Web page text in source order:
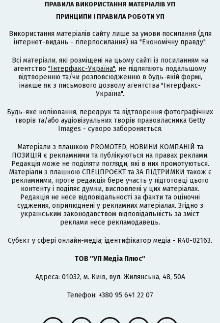
ПРАВИЛА ВИКОРИСТАННЯ МАТЕРІАЛІВ УП
ПРИНЦИПИ І ПРАВИЛА РОБОТИ УП
Використання матеріалів сайту лише за умови посилання (для
інтернет-видань - гіперпосилання) на "Економічну правду".
Всі матеріали, які розміщені на цьому сайті із посиланням на
агентство "Інтерфакс-Україна", не підлягають подальшому
відтворенню та/чи розповсюдженню в будь-якій формі,
інакше як з письмового дозволу агентства "Інтерфакс-
Україна".
Будь-яке копіювання, передрук та відтворення фотографічних
творів та/або аудіовізуальних творів правовласника Getty
Images - суворо забороняється.
Матеріали з плашкою PROMOTED, НОВИНИ КОМПАНІЙ та
ПОЗИЦІЯ є рекламними та публікуються на правах реклами.
Редакція може не поділяти погляди, які в них промотуються.
Матеріали з плашкою СПЕЦПРОЄКТ та ЗА ПІДТРИМКИ також є
рекламними, проте редакція бере участь у підготовці цього
контенту і поділяє думки, висловлені у цих матеріалах.
Редакція не несе відповідальності за факти та оціночні
судження, оприлюднені у рекламних матеріалах. Згідно з
українським законодавством відповідальність за зміст
реклами несе рекламодавець.
Cубєкт у сфері онлайн-медіа; ідентифікатор медіа - R40-02163.
ТОВ "УП Медіа Плюс"
Адреса: 01032, м. Київ, вул. Жилянська, 48, 50А
Телефон: +380 95 641 22 07